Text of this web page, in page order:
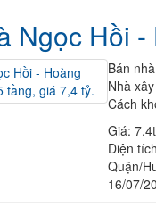
Ngọc Hồi -
Bán
Nhà
Cách
Giá:
Diện
Quận/
16/07/